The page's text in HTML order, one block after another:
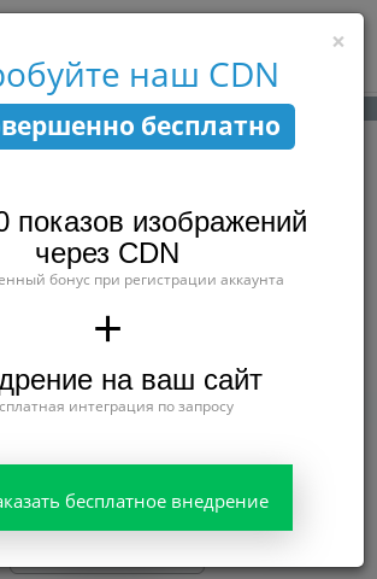
Toggle
все
на
— простое решение
"Используйте
×
наш CDN
бесплатно
показов изображений
через CDN
бонус при регистрации аккаунта
+
на ваш сайт
интеграция по запросу
бесплатное внедрение